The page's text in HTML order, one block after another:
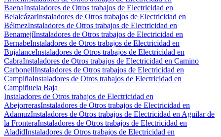
BaenaInstaladores de Otros trabajos de Electricidad en
BelalcázarInstaladores de Otros trabajos de Electricidad en
BélmezInstaladores de Otros trabajos de Electricidad en
BenamejíInstaladores de Otros trabajos de Electricidad en
BernabeInstaladores de Otros trabajos de Electricidad en
BujalanceInstaladores de Otros trabajos de Electricidad en
CabraInstaladores de Otros trabajos de Electricidad en Camino
CarbonellInstaladores de Otros trabajos de Electricidad en
CampiñaInstaladores de Otros trabajos de Electricidad en
Campiñuela Baja
Instaladores de Otros trabajos de Electricidad en
AbejorrerasInstaladores de Otros trabajos de Electricidad en
AdamuzInstaladores de Otros trabajos de Electricidad en Aguilar de
la FronteraInstaladores de Otros trabajos de Electricidad en
AladidInstaladores de Otros trabajos de Electricidad en